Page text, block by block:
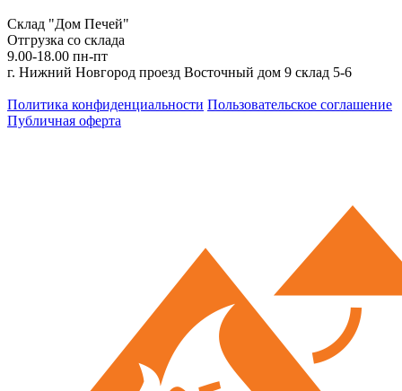
Склад "Дом Печей"
Отгрузка со склада
9.00-18.00 пн-пт
г. Нижний Новгород проезд Восточный дом 9 склад 5-6
Политика конфиденциальности Пользовательское соглашение
Публичная оферта